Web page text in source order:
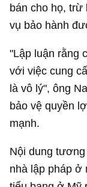
bán cho họ, trừ
vụ bảo hành
"Lập luận rằng
với việc cung
là vô lý", ông
bảo vệ quyền
mạnh.
Nội dung
nhà lập pháp ở